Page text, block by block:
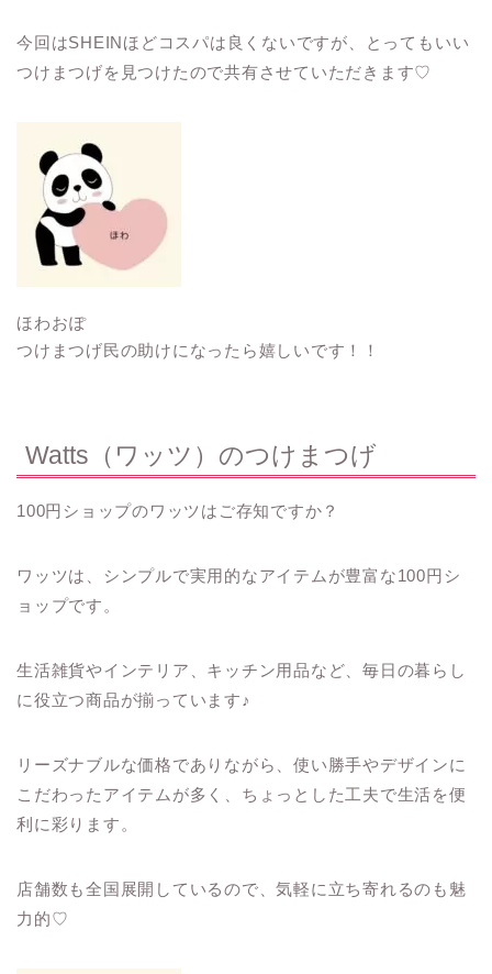
今回はSHEINほどコスパは良くないですが、とってもいい
つけまつげを見つけたので共有させていただきます♡
ほわおぽ
つけまつげ民の助けになったら嬉しいです！！
Watts（ワッツ）のつけまつげ
100円ショップのワッツはご存知ですか？
ワッツは、シンプルで実用的なアイテムが豊富な100円シ
ョップです。
生活雑貨やインテリア、キッチン用品など、毎日の暮らし
に役立つ商品が揃っています♪
リーズナブルな価格でありながら、使い勝手やデザインに
こだわったアイテムが多く、ちょっとした工夫で生活を便
利に彩ります。
店舗数も全国展開しているので、気軽に立ち寄れるのも魅
力的♡